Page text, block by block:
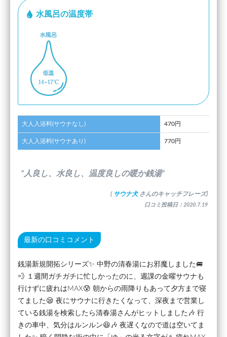
水風呂の温度帯
大人入浴料(サウナなし) 470円
大人入浴料(サウナあり) 770円
”人良し、水良し、温度良しの暖か銭湯”
( サウナ犬 さんのキャッチフレーズ)
口コミ投稿日：2020.7.19
最新の口コミコメント
銭湯新規開拓シリーズ✨ 中野の清春湯にお邪魔しました🚐
💨 １週間ガチガチに忙しかったのに、週課の金曜サウナも
行けずに疲れはMAX😰 朝からの雨降りもあって夕方まで寝
てました😪 夜にサウナに行きたくなって、深夜まで営業し
ている銭湯を検索したら清春湯さんがヒットしました🎶 行
きの車中、気分はルンルン😆🎶 夜遅くなので道は空いてま